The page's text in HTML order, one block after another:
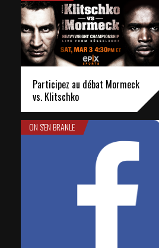
Participez au débat Mormeck
vs. Klitschko
ON S'EN BRANLE